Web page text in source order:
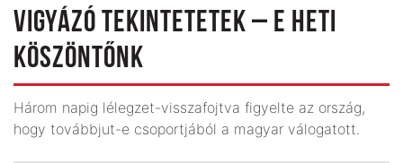
VIGYÁZÓ TEKINTETETEK – E HETI
KÖSZÖNTŐNK
Három napig lélegzet-visszafojtva figyelte az ország,
hogy továbbjut-e csoportjából a magyar válogatott.